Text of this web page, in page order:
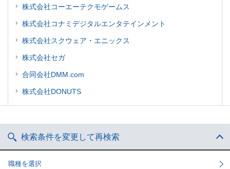
株式会社コーエーテクモゲームス
株式会社コナミデジタルエンタテインメント
株式会社スクウェア・エニックス
株式会社セガ
合同会社DMM.com
株式会社DONUTS
検索条件を変更して再検索
職種を選択